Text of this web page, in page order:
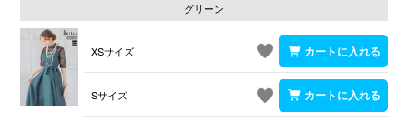
グリーン
XSサイズ
Sサイズ